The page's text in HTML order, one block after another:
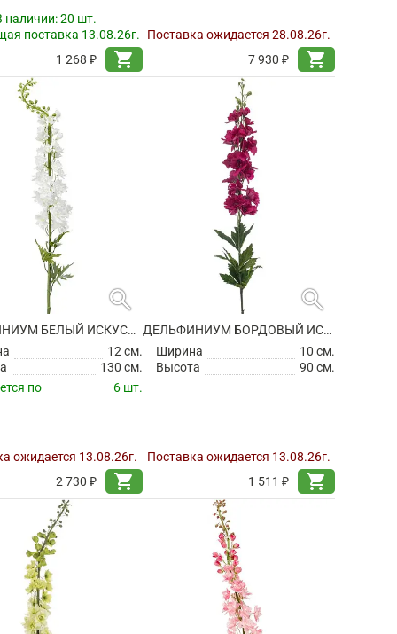
наличии:20 шт.
поставка 13.08.26г.
1 268 ₽
shopping_cart
Поставка ожидается 28.08.26г.
7 930 ₽
shopping_cart
search
ДЕЛЬФИНИУМ БЕЛЫЙ ИСКУССТВЕННЫЙ
12 см.
130 см.
по
6 шт.
ожидается 13.08.26г.
2 730 ₽
shopping_cart
search
ДЕЛЬФИНИУМ БОРДОВЫЙ ИСКУССТВЕННЫЙ
Ширина
10 см.
Высота
90 см.
Поставка ожидается 13.08.26г.
1 511 ₽
shopping_cart